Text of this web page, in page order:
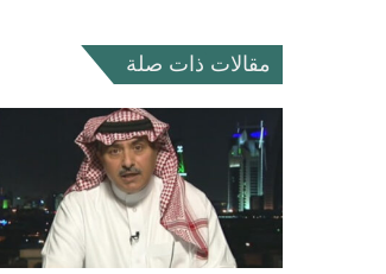
مقالات ذات صلة